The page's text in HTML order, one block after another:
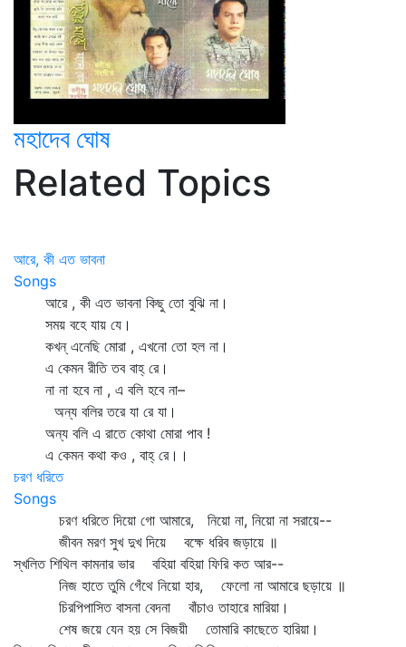
মহাদেব ঘোষ
Related Topics
আরে, কী এত ভাবনা
Songs
আরে , কী এত ভাবনা কিছু তো বুঝি না।
সময় বহে যায় যে।
কখন্‌ এনেছি মোরা , এখনো তো হল না।
এ কেমন রীতি তব বাহ্‌ রে।
না না হবে না , এ বলি হবে না–
অন্য বলির তরে যা রে যা।
অন্য বলি এ রাতে কোথা মোরা পাব !
এ কেমন কথা কও , বাহ্‌ রে।।
চরণ ধরিতে
Songs
চরণ ধরিতে দিয়ো গো আমারে, নিয়ো না, নিয়ো না সরায়ে--
জীবন মরণ সুখ দুখ দিয়ে বক্ষে ধরিব জড়ায়ে ॥
স্খলিত শিথিল কামনার ভার বহিয়া বহিয়া ফিরি কত আর--
নিজ হাতে তুমি গেঁথে নিয়ো হার, ফেলো না আমারে ছড়ায়ে ॥
চিরপিপাসিত বাসনা বেদনা বাঁচাও তাহারে মারিয়া।
শেষ জয়ে যেন হয় সে বিজয়ী তোমারি কাছেতে হারিয়া।